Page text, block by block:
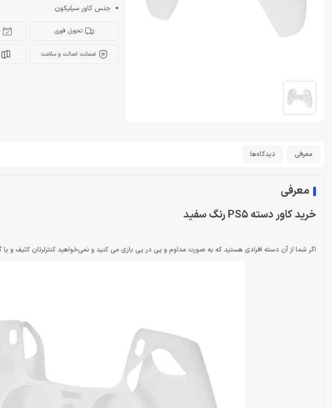
جنس کاور سیلیکون
تحویل فوری
ضمانت اصالت و سلامت
معرفی دیدگاه‌ها
معرفی
خرید کاور دسته PS5 رنگ سفید
اگر شما از آن‌ دسته افرادی هستید که به صورت مداوم و پی در پی بازی می کنید و نمی‌خواهید کنترلرتان کثیف و یا